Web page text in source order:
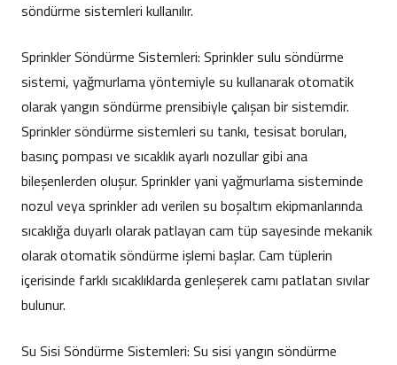
söndürme sistemleri kullanılır.
Sprinkler Söndürme Sistemleri: Sprinkler sulu söndürme
sistemi, yağmurlama yöntemiyle su kullanarak otomatik
olarak yangın söndürme prensibiyle çalışan bir sistemdir.
Sprinkler söndürme sistemleri su tankı, tesisat boruları,
basınç pompası ve sıcaklık ayarlı nozullar gibi ana
bileşenlerden oluşur. Sprinkler yani yağmurlama sisteminde
nozul veya sprinkler adı verilen su boşaltım ekipmanlarında
sıcaklığa duyarlı olarak patlayan cam tüp sayesinde mekanik
olarak otomatik söndürme işlemi başlar. Cam tüplerin
içerisinde farklı sıcaklıklarda genleşerek camı patlatan sıvılar
bulunur.
Su Sisi Söndürme Sistemleri: Su sisi yangın söndürme